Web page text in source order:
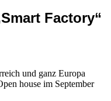
Factory“
und ganz Europa
house im September